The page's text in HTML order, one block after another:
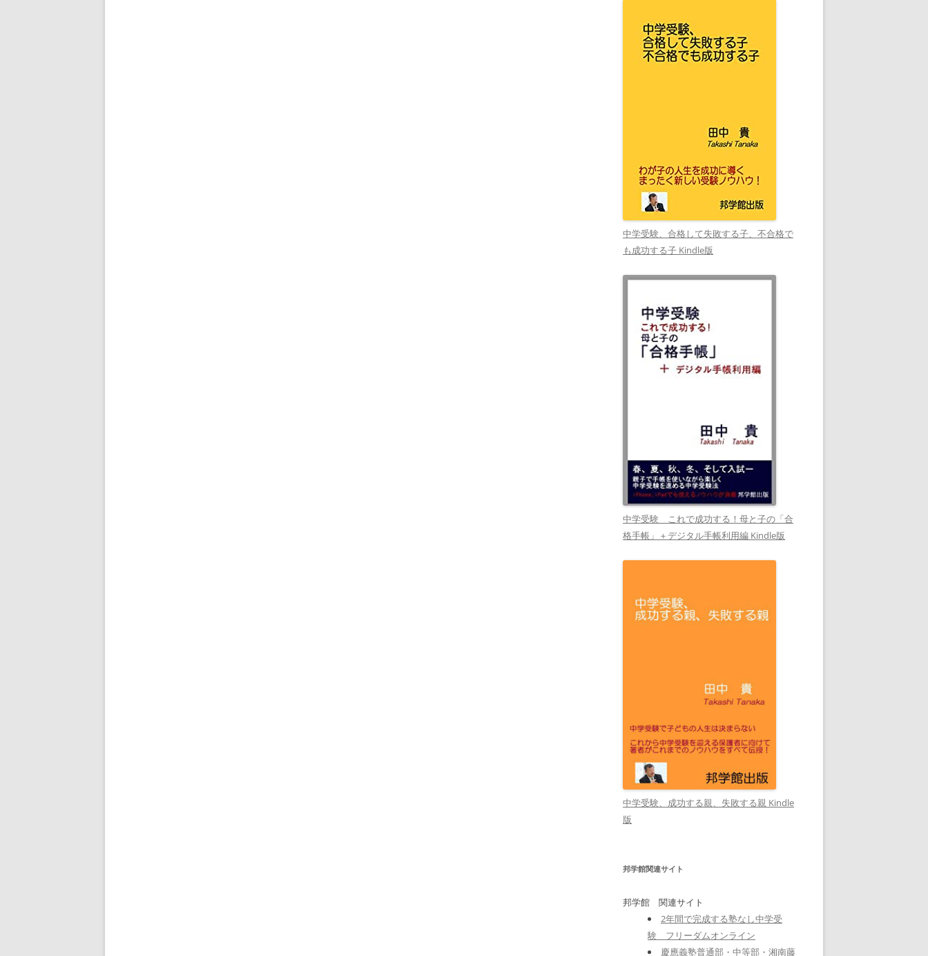
中学受験、合格して失敗する子、不合格で
も成功する子 Kindle版
中学受験 これで成功する！母と子の「合
格手帳」＋デジタル手帳利用編 Kindle版
中学受験、成功する親、失敗する親 Kindle
版
邦学館関連サイト
邦学館 関連サイト
2年間で完成する塾なし中学受
験 フリーダムオンライン
慶應義塾普通部・中等部・湘南藤